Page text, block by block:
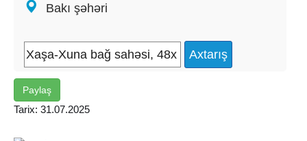
Bakı şəhəri
Paylaş
Tarix: 31.07.2025